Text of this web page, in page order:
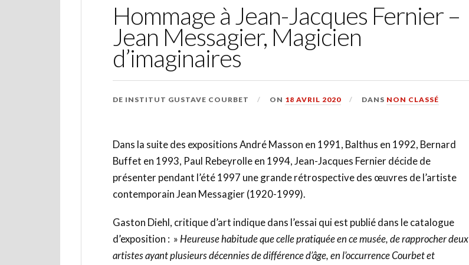
Hommage à Jean-Jacques Fernier –
Jean Messagier, Magicien
d’imaginaires
DE INSTITUT GUSTAVE COURBET ON 18 AVRIL 2020 DANS NON CLASSÉ
Dans la suite des expositions André Masson en 1991, Balthus en 1992, Bernard
Buffet en 1993, Paul Rebeyrolle en 1994, Jean-Jacques Fernier décide de
présenter pendant l’été 1997 une grande rétrospective des œuvres de l’artiste
contemporain Jean Messagier (1920-1999).
Gaston Diehl, critique d’art indique dans l’essai qui est publié dans le catalogue
d’exposition : » Heureuse habitude que celle pratiquée en ce musée, de rapprocher deux
artistes ayant plusieurs décennies de différence d’âge, en l’occurrence Courbet et